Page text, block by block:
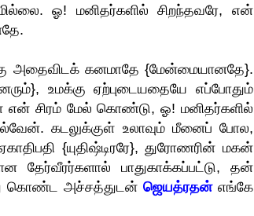
ஓ! மனிதர்களில் சிறந்தவரே, என்
அதைவிடக் கனமாதே {மேன்மையானதே}.
உமக்கு ஏற்புடையதையே எப்போதும்
என் சிரம் மேல் கொண்டு, ஓ! மனிதர்களில்
கடலுக்குள் உலாவும் மீனைப் போல,
{யுதிஷ்டிரரே}, துரோணரின் மகன்
தேர்வீரர்களால் பாதுகாக்கப்பட்டு, தன்
கொண்ட அச்சத்துடன் ஜெயத்ரதன்எங்கே